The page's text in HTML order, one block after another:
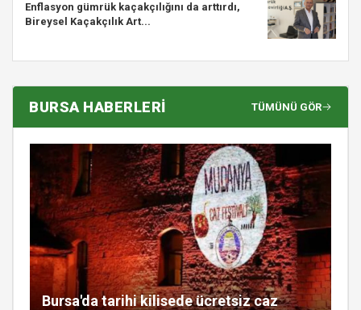
Enflasyon gümrük kaçakçılığını da arttırdı,
Bireysel Kaçakçılık Art...
BURSA HABERLERİ TÜMÜNÜ GÖR
Bursa'da tarihi kilisede ücretsiz caz